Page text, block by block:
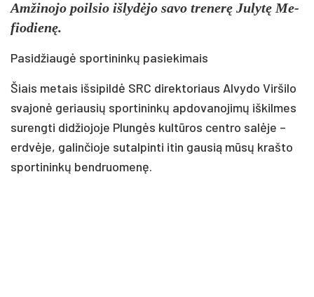
Am­ži­no­jo poil­sio iš­ly­dė­jo sa­vo tre­ne­rę Ju­ly­tę Me­
fio­die­nę.
Pa­si­džiau­gė spor­ti­nin­kų pa­sie­ki­mais
Šiais me­tais iš­si­pil­dė SRC di­rek­to­riaus Al­vy­do Vir­ši­lo
sva­jo­nė ge­riau­sių spor­ti­nin­kų ap­do­va­no­ji­mų iš­kil­mes
su­reng­ti di­džio­jo­je Plun­gės kul­tū­ros cent­ro sa­lė­je –
erd­vė­je, ga­lin­čio­je su­tal­pin­ti itin gau­sią mū­sų kraš­to
spor­ti­nin­kų bend­ruo­me­nę.